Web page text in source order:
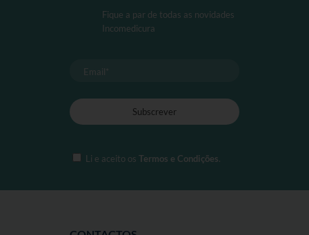
Fique a par de todas as novidades
Incomedicura
Li e aceito os Termos e Condições.